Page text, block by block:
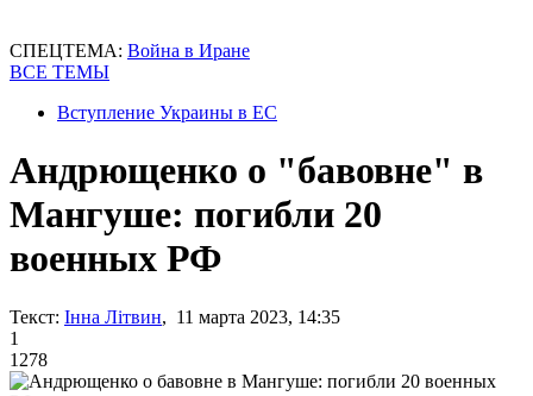
СПЕЦТЕМА: Война в Иране
ВСЕ ТЕМЫ
Вступление Украины в ЕС
Андрющенко о "бавовне" в
Мангуше: погибли 20
военных РФ
Текст: Інна Літвин, 11 марта 2023, 14:35
1
1278